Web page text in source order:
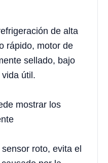
de alta
rápido, motor de
sellado, bajo
útil.
mostrar los
roto, evita el